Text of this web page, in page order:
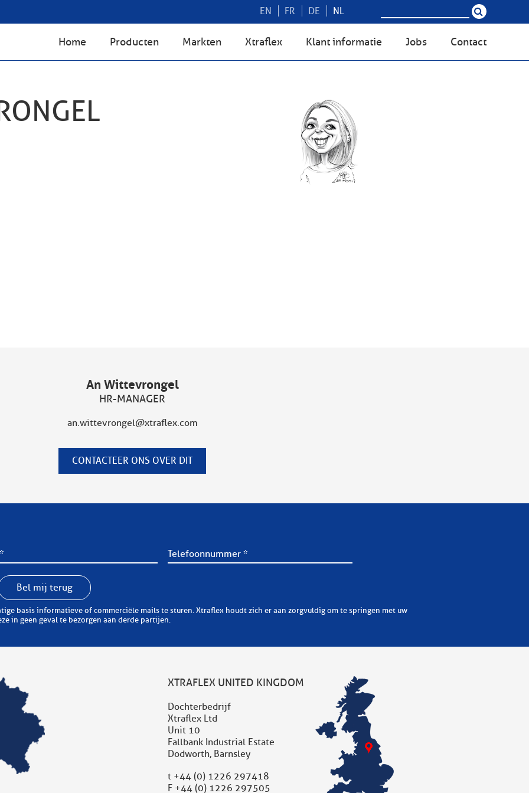
EN FR DE NL
Home Producten Markten Xtraflex Klant informatie Jobs Contact
An Wittevrongel
HR-MANAGER
an.wittevrongel@xtraflex.com
CONTACTEER ONS OVER DIT
Bel mij terug
mails te sturen. Xtraflex houdt zich er aan zorgvuldig om te springen met uw
in geen geval te bezorgen aan derde partijen.
XTRAFLEX UNITED KINGDOM
Dochterbedrijf
Xtraflex Ltd
Unit 10
Fallbank Industrial Estate
Dodworth, Barnsley
t +44 (0) 1226 297418
F +44 (0) 1226 297505